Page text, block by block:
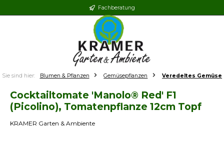
Zum Hauptinhalt springen Fachberatung
Sie sind hier: Blumen & Pflanzen Gemüsepflanzen Veredeltes Gemüse
Cocktailtomate 'Manolo® Red' F1
(Picolino), Tomatenpflanze 12cm Topf
KRAMER Garten & Ambiente